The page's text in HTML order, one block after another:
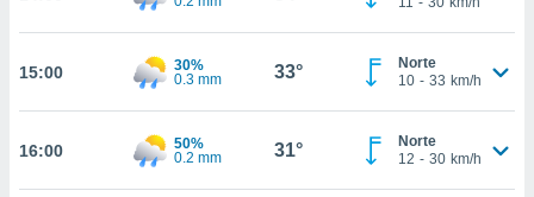
caso,
cookies
15:00
30%
0.3 mm
33°
Norte
10 - 33 km/h
16:00
50%
0.2 mm
31°
Norte
12 - 30 km/h